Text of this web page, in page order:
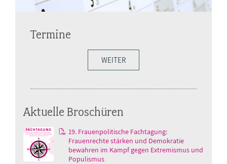
Termine
WEITER
Aktuelle Broschüren
19. Frauenpolitische Fachtagung:
Frauenrechte stärken und Demokratie
bewahren im Kampf gegen Extremismus und
Populismus